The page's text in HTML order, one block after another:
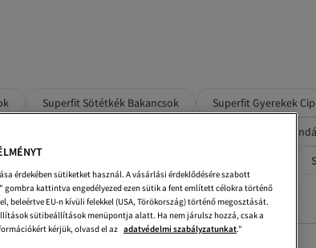
Superfit Sötétkék Bakancsok Superfit Gyerekek
Superfit Gyerekek
Szandál
És Papucsok Superfit Kék Szandálok És Papucsok
érdekében sütiketket használ. A vásárlási érdeklődésére szabott
kattintva engedélyezed ezen sütik a fent említett célokra történő
beleértve EU-n kívüli felekkel (USA, Törökország) történő megosztását.
sütibeállítások menüpontja alatt. Ha nem járulsz hozzá, csak a
kérjük, olvasd el az adatvédelmi szabályzatunkat."